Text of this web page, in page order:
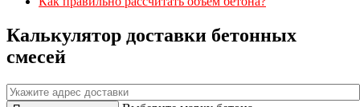
Калькулятор доставки бетонных
смесей